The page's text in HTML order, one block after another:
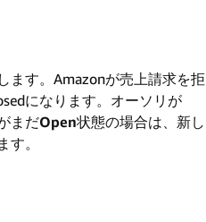
ます。Amazonが売上請求を拒
になります。オーソリが
まだOpen状態の場合は、新し
。